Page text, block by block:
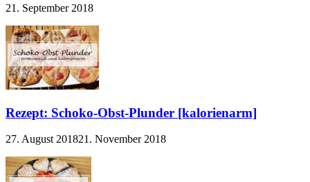
21. September 2018
Rezept: Schoko-Obst-Plunder [kalorienarm]
27. August 201821. November 2018